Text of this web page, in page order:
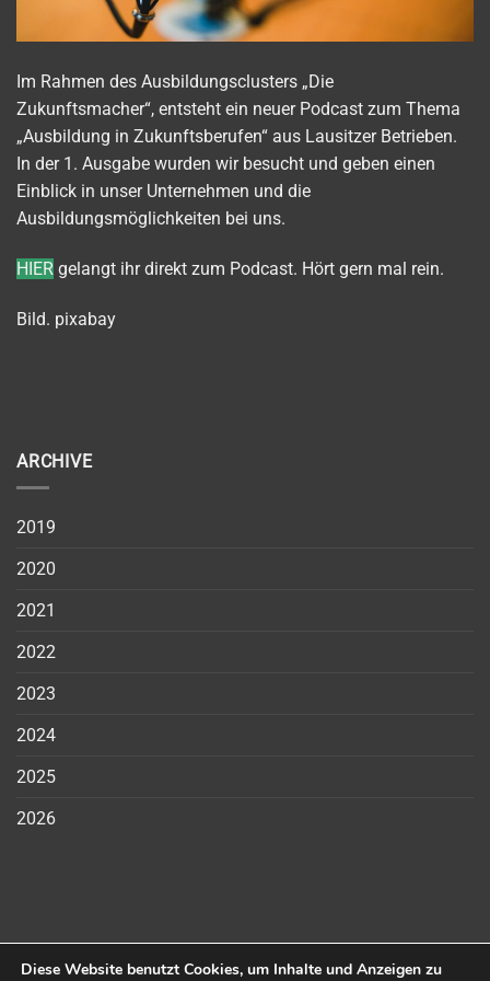
Im Rahmen des Ausbildungsclusters „Die
Zukunftsmacher“, entsteht ein neuer Podcast zum Thema
„Ausbildung in Zukunftsberufen“ aus Lausitzer Betrieben.
In der 1. Ausgabe wurden wir besucht und geben einen
Einblick in unser Unternehmen und die
Ausbildungsmöglichkeiten bei uns.
HIER gelangt ihr direkt zum Podcast. Hört gern mal rein.
Bild. pixabay
ARCHIVE
2019
2020
2021
2022
2023
2024
2025
2026
Diese Website benutzt Cookies, um Inhalte und Anzeigen zu